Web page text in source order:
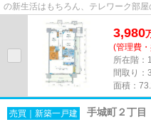
の新生活はもちろん、テレワーク部
最新設備の使い心地とキレイ...
3,980
(管理費
所在階：
間取り：
面積：
売買｜新築一戸建 手城町２丁